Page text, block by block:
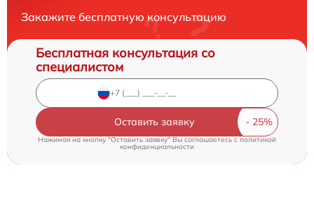
Закажите бесплатную консультацию
Бесплатная консультация со
специалистом
Оставить заявку
Нажимая на кнопку "Оставить заявку" Вы соглашаетесь cполитикой
конфиденциальности